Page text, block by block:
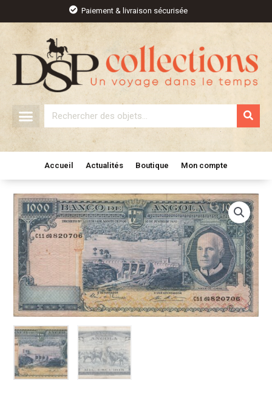
contenu
Paiement & livraison sécurisée
Rechercher
Accueil Actualités Boutique Mon compte